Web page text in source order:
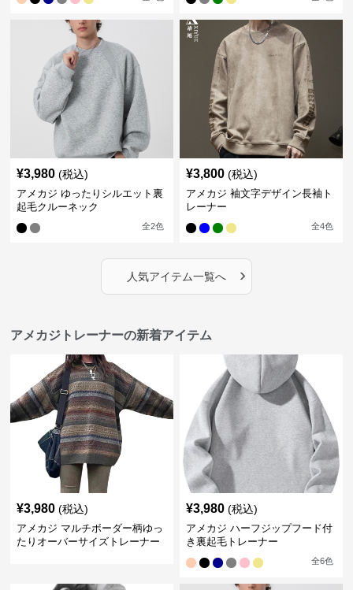
¥3,980 (税込)
アメカジ ゆったりシルエット裏
起毛クルーネック
全2色
¥3,800 (税込)
アメカジ 袖文字デザイン長袖ト
レーナー
全4色
人気アイテム一覧へ ›
アメカジトレーナーの新着アイテム
¥3,980 (税込)
アメカジ マルチボーダー柄ゆっ
たりオーバーサイズトレーナー
¥3,980 (税込)
アメカジ ハーフジップフード付
き裏起毛トレーナー
全6色